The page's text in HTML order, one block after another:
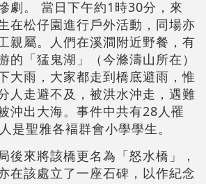
劇。 當日下午約1時30分，來
在松仔園進行戶外活動，同場亦
親屬。人們在溪澗附近野餐，有
的「猛鬼湖」（今滌濤山所在）
大雨，大家都走到橋底避雨，惟
人走避不及，被洪水沖走，遇難
沖出大海。事件中共有28人罹
是聖雅各褔群會小學學生。
後來將該橋更名為「怒水橋」，
在該處立了一座石碑，以作紀念